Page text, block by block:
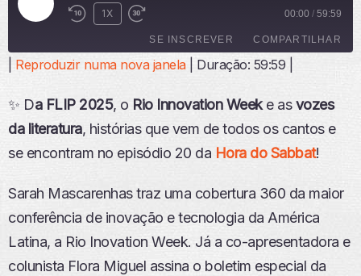
E
U
Z
R
P
S
Ó
I
1X 00:00 / 59:59
SE INSCREVER COMPARTILHAR
FEED RSS
LINK
INCORPO
RAR
Reproduzir numa nova janela| Duração: 59:59
✨ Da FLIP 2025, o Rio Innovation Weeke asvozes
da literatura, histórias que vem de todos os cantos e
se encontram no episódio 20 da Hora do Sabbat!
Sarah Mascarenhas traz uma cobertura 360 da maior
conferência de inovação e tecnologia da América
Latina, a Rio Inovation Week. Já a co-apresentadora e
colunista Flora Miguel assina o boletim especial da